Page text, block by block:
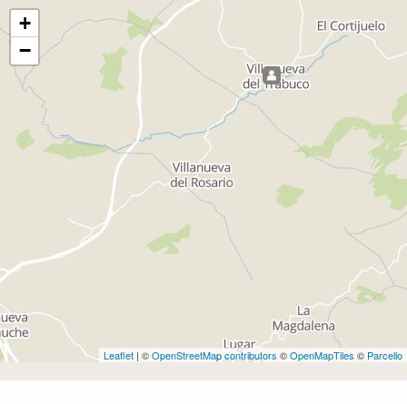
+
−
Leaflet | ©OpenStreetMap contributors ©OpenMapTiles © Parcello